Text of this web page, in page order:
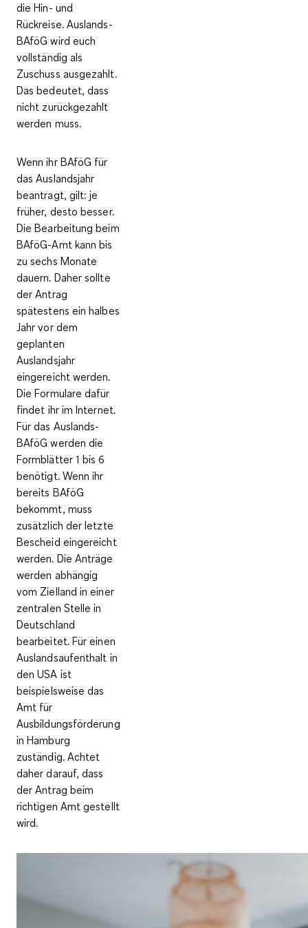
die Hin- und
Rückreise. Auslands-
BAföG wird euch
vollständig als
Zuschuss ausgezahlt.
Das bedeutet, dass
nicht zurückgezahlt
werden muss.
Wenn ihr BAföG für
das Auslandsjahr
beantragt, gilt: je
früher, desto besser.
Die Bearbeitung beim
BAföG-Amt kann bis
zu sechs Monate
dauern. Daher sollte
der Antrag
spätestens ein halbes
Jahr vor dem
geplanten
Auslandsjahr
eingereicht werden.
Die Formulare dafür
findet ihr im Internet.
Für das Auslands-
BAföG werden die
Formblätter 1 bis 6
benötigt. Wenn ihr
bereits BAföG
bekommt, muss
zusätzlich der letzte
Bescheid eingereicht
werden. Die Anträge
werden abhängig
vom Zielland in einer
zentralen Stelle in
Deutschland
bearbeitet. Für einen
Auslandsaufenthalt in
den USA ist
beispielsweise das
Amt für
Ausbildungsförderung
in Hamburg
zuständig. Achtet
daher darauf, dass
der Antrag beim
richtigen Amt gestellt
wird.